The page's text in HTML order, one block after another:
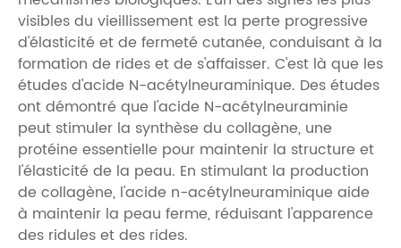
visibles du vieillissement est la perte progressive
d'élasticité et de fermeté cutanée, conduisant à la
formation de rides et de s'affaisser. C'est là que les
études d'acide N-acétylneuraminique. Des études
ont démontré que l'acide N-acétylneuraminie
peut stimuler la synthèse du collagène, une
protéine essentielle pour maintenir la structure et
l'élasticité de la peau. En stimulant la production
de collagène, l'acide n-acétylneuraminique aide
à maintenir la peau ferme, réduisant l'apparence
des ridules et des rides.